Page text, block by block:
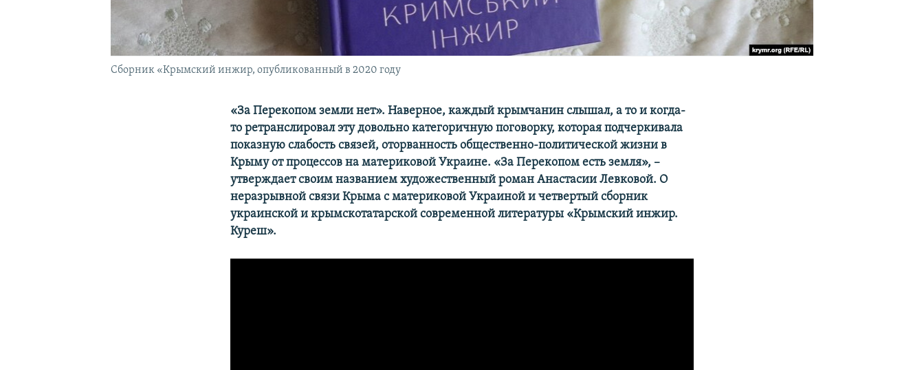
Сборник «Крымский инжир, опубликованный в 2020 году
«За Перекопом земли нет». Наверное, каждый крымчанин слышал, а то и когда-
то ретранслировал эту довольно категоричную поговорку, которая подчеркивала
показную слабость связей, оторванность общественно-политической жизни в
Крыму от процессов на материковой Украине. «За Перекопом есть земля», –
утверждает своим названием художественный роман Анастасии Левковой. О
неразрывной связи Крыма с материковой Украиной и четвертый сборник
украинской и крымскотатарской современной литературы «Крымский инжир.
Куреш».